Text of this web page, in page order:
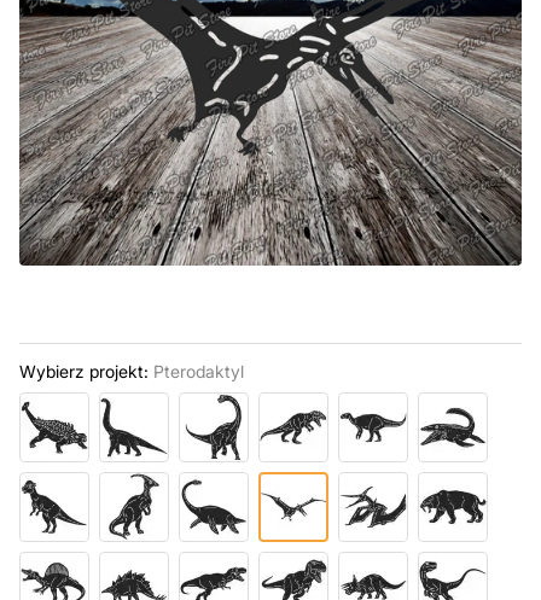
Wybierz projekt: Pterodaktyl